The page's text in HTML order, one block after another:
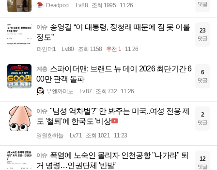
Deadpool Lv.88 조회 1995 11:26 댓글
이슈 송영길 “이 대통령, 정청래 때문에 잠 못 이룰
정도”
파인더1 Lv.80 조회 1158 추천 1 11:26
23
댓글
계층 스파이더맨: 브랜드 뉴 데이 2026 최단기간 6
00만 관객 돌파
부엔까미노 Lv.87 조회 732 11:26
6
댓글
이슈 "남성 역차별?" 안 봐주는 미국..여성 전용 제
도 '철퇴'에 한국도 '비상
영원한하늘 Lv.71 조회 1021 11:23
2
댓글
이슈 폭염에 노숙인 몰리자 인천공항 "나가라" 퇴
거 명령…인권단체 '반발'
12
댓글